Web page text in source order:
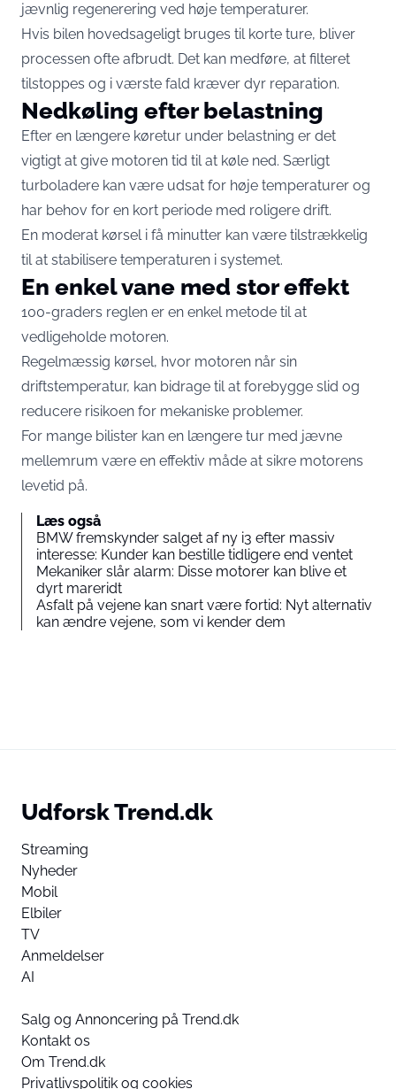
jævnlig regenerering ved høje temperaturer.
Hvis bilen hovedsageligt bruges til korte ture, bliver
processen ofte afbrudt. Det kan medføre, at filteret
tilstoppes og i værste fald kræver dyr reparation.
Nedkøling efter belastning
Efter en længere køretur under belastning er det
vigtigt at give motoren tid til at køle ned. Særligt
turboladere kan være udsat for høje temperaturer og
har behov for en kort periode med roligere drift.
En moderat kørsel i få minutter kan være tilstrækkelig
til at stabilisere temperaturen i systemet.
En enkel vane med stor effekt
100-graders reglen er en enkel metode til at
vedligeholde motoren.
Regelmæssig kørsel, hvor motoren når sin
driftstemperatur, kan bidrage til at forebygge slid og
reducere risikoen for mekaniske problemer.
For mange bilister kan en længere tur med jævne
mellemrum være en effektiv måde at sikre motorens
levetid på.
Læs også
BMW fremskynder salget af ny i3 efter massiv
interesse: Kunder kan bestille tidligere end ventet
Mekaniker slår alarm: Disse motorer kan blive et
dyrt mareridt
Asfalt på vejene kan snart være fortid: Nyt alternativ
kan ændre vejene, som vi kender dem
Udforsk Trend.dk
Streaming
Nyheder
Mobil
Elbiler
TV
Anmeldelser
AI
Salg og Annoncering på Trend.dk
Kontakt os
Om Trend.dk
Privatlivspolitik og cookies